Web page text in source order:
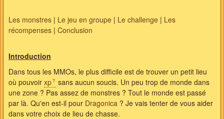
Les monstres | Le jeu en groupe | Le challenge | Les
récompenses | Conclusion
Introduction
Dans tous les MMOs, le plus difficile est de trouver un petit lieu
où pouvoir xp
sans aucun soucis. Un peu trop de monde dans
une zone ? Pas assez de monstres ? Tout le monde est passé
par là. Qu'en est-il pour Dragonica ? Je vais tenter de vous aider
dans votre choix de lieu de chasse.